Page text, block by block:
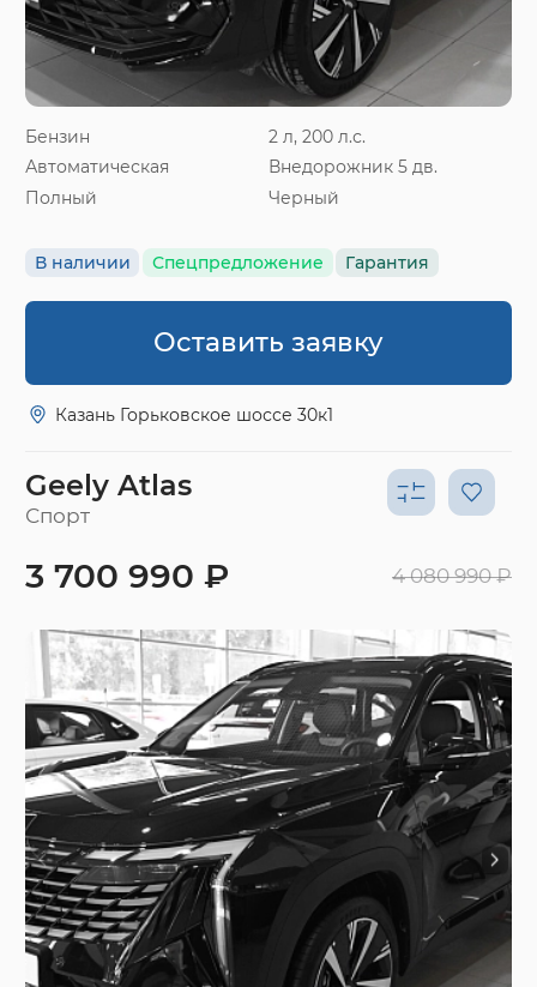
Бензин
2 л, 200 л.с.
Автоматическая
Внедорожник 5 дв.
Полный
Черный
В наличии Спецпредложение Гарантия
Оставить заявку
Казань Горьковское шоссе 30к1
Geely Atlas
Спорт
3 700 990 ₽ 4 080 990 ₽